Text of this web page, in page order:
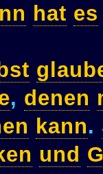
hat es
, denen
kann.
und